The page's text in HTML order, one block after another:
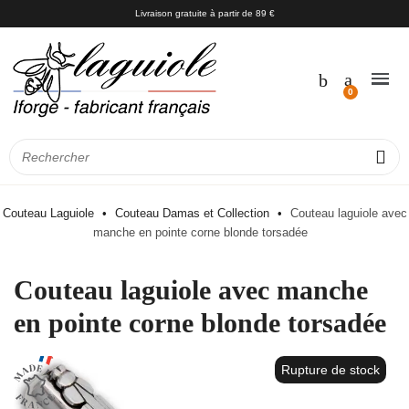
Livraison gratuite à partir de 89 €
Couteau Laguiole Couteau Damas et Collection
Couteau laguiole avec
manche en pointe corne blonde torsadée
Couteau laguiole avec manche
en pointe corne blonde torsadée
Rupture de stock